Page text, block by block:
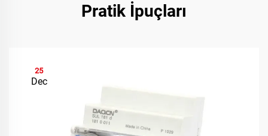
Pratik İpuçları
25
Dec